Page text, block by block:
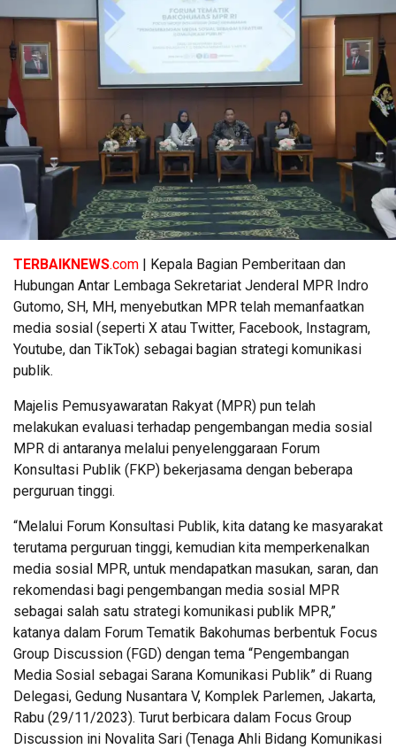
TERBAIKNEWS.com | Kepala Bagian Pemberitaan dan
Hubungan Antar Lembaga Sekretariat Jenderal MPR Indro
Gutomo, SH, MH, menyebutkan MPR telah memanfaatkan
media sosial (seperti X atau Twitter, Facebook, Instagram,
Youtube, dan TikTok) sebagai bagian strategi komunikasi
publik.
Majelis Pemusyawaratan Rakyat (MPR) pun telah
melakukan evaluasi terhadap pengembangan media sosial
MPR di antaranya melalui penyelenggaraan Forum
Konsultasi Publik (FKP) bekerjasama dengan beberapa
perguruan tinggi.
“Melalui Forum Konsultasi Publik, kita datang ke masyarakat
terutama perguruan tinggi, kemudian kita memperkenalkan
media sosial MPR, untuk mendapatkan masukan, saran, dan
rekomendasi bagi pengembangan media sosial MPR
sebagai salah satu strategi komunikasi publik MPR,”
katanya dalam Forum Tematik Bakohumas berbentuk Focus
Group Discussion (FGD) dengan tema “Pengembangan
Media Sosial sebagai Sarana Komunikasi Publik” di Ruang
Delegasi, Gedung Nusantara V, Komplek Parlemen, Jakarta,
Rabu (29/11/2023). Turut berbicara dalam Focus Group
Discussion ini Novalita Sari (Tenaga Ahli Bidang Komunikasi